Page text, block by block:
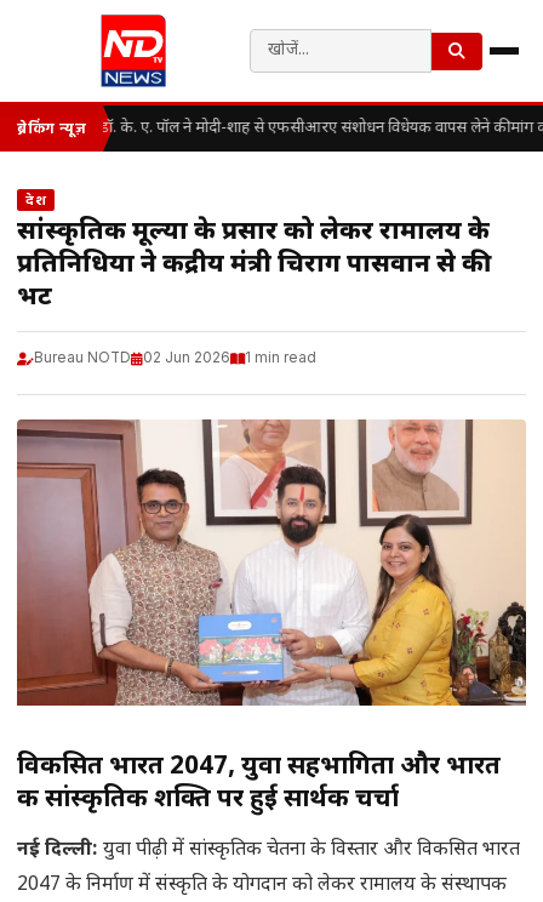
ब्रेकिंग न्यूज़ डॉ. के. ए. पॉल ने मोदी-शाह से एफसीआरए संशोधन विधेयक वापस लेने की मांग
देश
सांस्कृतिक मूल्यों के प्रसार को लेकर रामालय के
प्रतिनिधियों ने केंद्रीय मंत्री चिराग पासवान से की
भेंट
Bureau NOTD 02 Jun 2026 1 min read
विकसित भारत 2047, युवा सहभागिता और भारत
की सांस्कृतिक शक्ति पर हुई सार्थक चर्चा
नई दिल्ली: युवा पीढ़ी में सांस्कृतिक चेतना के विस्तार और विकसित भारत
2047 के निर्माण में संस्कृति के योगदान को लेकर रामालय के संस्थापक